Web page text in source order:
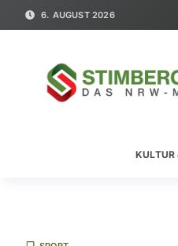
6. AUGUST 2026
KULTUR